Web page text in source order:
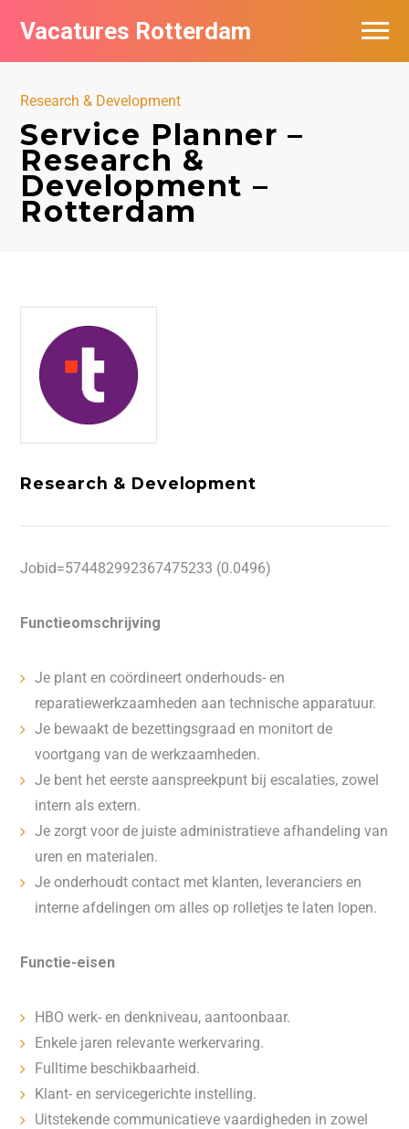
Vacatures Rotterdam
Research & Development
Service Planner –
Research &
Development –
Rotterdam
Research & Development
Jobid=574482992367475233 (0.0496)
Functieomschrijving
Je plant en coördineert onderhouds- en
reparatiewerkzaamheden aan technische apparatuur.
Je bewaakt de bezettingsgraad en monitort de
voortgang van de werkzaamheden.
Je bent het eerste aanspreekpunt bij escalaties, zowel
intern als extern.
Je zorgt voor de juiste administratieve afhandeling van
uren en materialen.
Je onderhoudt contact met klanten, leveranciers en
interne afdelingen om alles op rolletjes te laten lopen.
Functie-eisen
HBO werk- en denkniveau, aantoonbaar.
Enkele jaren relevante werkervaring.
Fulltime beschikbaarheid.
Klant- en servicegerichte instelling.
Uitstekende communicatieve vaardigheden in zowel
Vacatures per bedrijf
De populairste vacatures in Rotterdam
Nieuwsbrief feed